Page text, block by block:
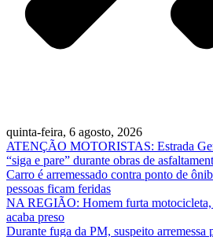
quinta-feira, 6 agosto, 2026
ATENÇÃO MOTORISTAS: Estrada
“siga e pare” durante obras de
Carro é arremessado contra ponto de
pessoas ficam feridas
NA REGIÃO: Homem furta
acaba preso
Durante fuga da PM, suspeito arremessa